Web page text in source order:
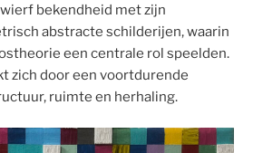
bekendheid met zijn
abstracte schilderijen, waarin
een centrale rol speelden.
zich door een voortdurende
ruimte en herhaling.